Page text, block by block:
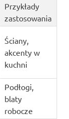
Przykłady
zastosowania
Ściany,
akcenty w
kuchni
Podłogi,
blaty
robocze